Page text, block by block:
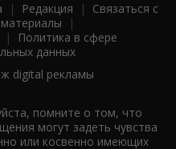
| Редакция | Связаться с
|
|
Политика в сфере
данных
digital рекламы
помните о том, что
могут задеть чувства
или косвенно имеющих